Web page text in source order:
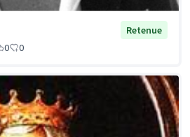
Retenue
0 0